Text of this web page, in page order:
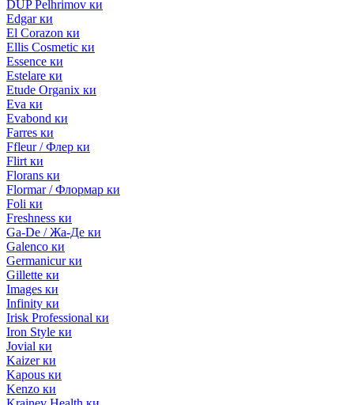
DUP Pelhrimov ки
Edgar ки
El Corazon ки
Ellis Cosmetic ки
Essence ки
Estelare ки
Etude Organix ки
Eva ки
Evabond ки
Farres ки
Ffleur / Флер ки
Flirt ки
Florans ки
Flormar / Флормар ки
Foli ки
Freshness ки
Ga-De / Жа-Де ки
Galenco ки
Germanicur ки
Gillette ки
Images ки
Infinity ки
Irisk Professional ки
Iron Style ки
Jovial ки
Kaizer ки
Kapous ки
Kenzo ки